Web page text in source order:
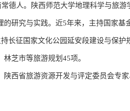
德人。陕西师范大学地理科学与旅游
研究与实践。近5年来，主持国家基
长征国家文化公园延安段建设与保护
芝市等旅游规划45项。
西省旅游资源开发与评定委员会专